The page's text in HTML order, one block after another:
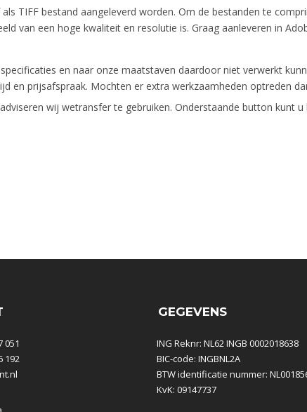
TIFF bestand aangeleverd worden. Om de bestanden te
van een hoge kwaliteit en resolutie is. Graag aanleveren in
en naar onze maatstaven daardoor niet verwerkt
en prijsafspraak. Mochten er extra werkzaamheden optreden
wij wetransfer te gebruiken. Onderstaande button kunt u
051
192
GEGEVENS
ING Reknr: NL62 INGB 0002018638
BIC-code: INGBNL2A
BTW identificatie nummer:
KvK: 09147737